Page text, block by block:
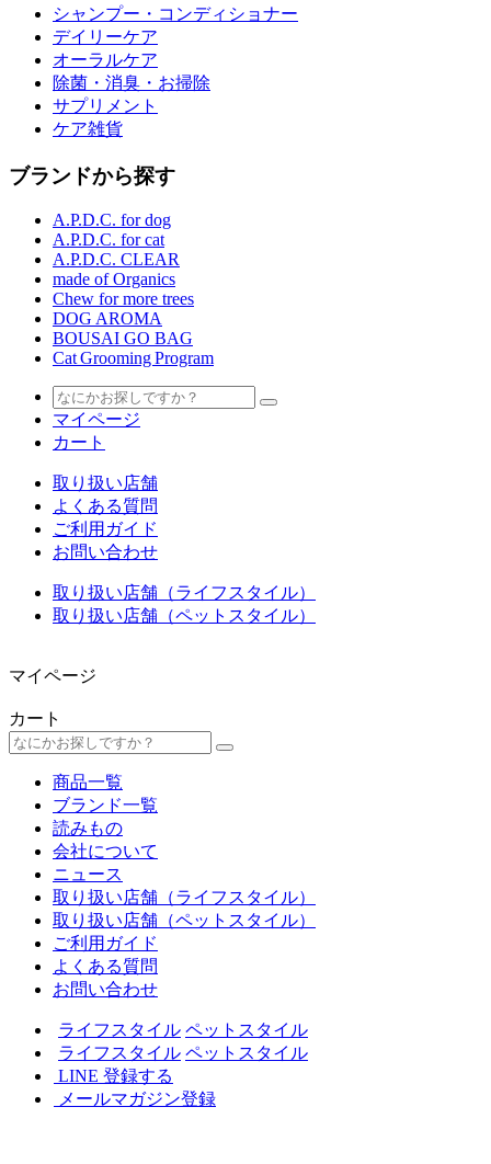
シャンプー・コンディショナー
デイリーケア
オーラルケア
除菌・消臭・お掃除
サプリメント
ケア雑貨
ブランドから探す
A.P.D.C. for dog
A.P.D.C. for cat
A.P.D.C. CLEAR
made of Organics
Chew for more trees
DOG AROMA
BOUSAI GO BAG
Cat Grooming Program
マイページ
カート
取り扱い店舗
よくある質問
ご利用ガイド
お問い合わせ
取り扱い店舗（ライフスタイル）
取り扱い店舗（ペットスタイル）
マイページ
カート
商品一覧
ブランド一覧
読みもの
会社について
ニュース
取り扱い店舗（ライフスタイル）
取り扱い店舗（ペットスタイル）
ご利用ガイド
よくある質問
お問い合わせ
ライフスタイル ペットスタイル
ライフスタイル ペットスタイル
LINE 登録する
メールマガジン登録